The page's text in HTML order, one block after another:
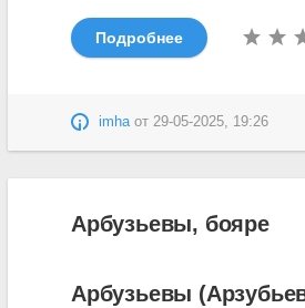
Подробнее
imhaот29-05-2025, 19:26
Арбузьевы, бояре
Арбузьевы